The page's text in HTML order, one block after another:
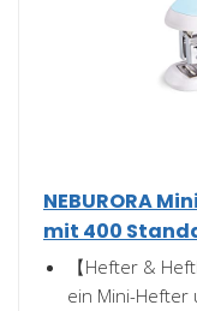
NEBURORA
mit 400
【Hefter &
ein Mini-Hefter